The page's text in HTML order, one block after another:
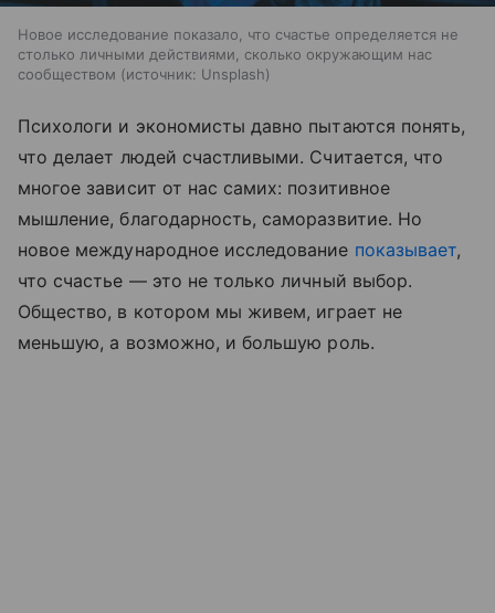
Новое исследование показало, что счастье определяется не
столько личными действиями, сколько окружающим нас
сообществом
источник: Unsplash
Психологи и экономисты давно пытаются понять,
что делает людей счастливыми. Считается, что
многое зависит от нас самих: позитивное
мышление, благодарность, саморазвитие. Но
новое международное исследование показывает,
что счастье — это не только личный выбор.
Общество, в котором мы живем, играет не
меньшую, а возможно, и большую роль.